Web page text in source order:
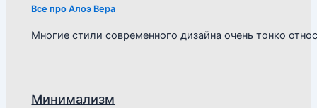
Все про Алоэ Вера
Многие стили современного дизайна очень тонко
Минимализм